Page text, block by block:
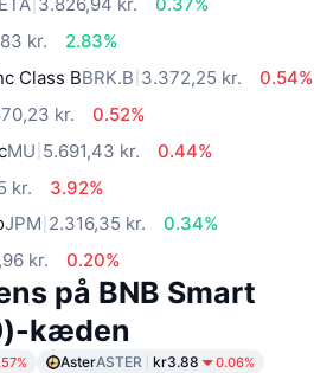
kr.
2.83%
Class BBRK.B 3.372,25 kr.
0.54%
kr.
0.52%
MU 5.691,43 kr.
0.44%
kr.
3.92%
JPM 2.316,35 kr.
0.34%
kr. 0.20%
på BNB Smart
kæden
AsterASTER kr3.88 0.06%